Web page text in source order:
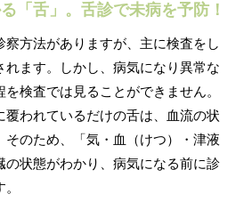
「舌」。舌診で未病を予防！
察方法がありますが、主に検査をし
れます。しかし、病気になり異常な
検査では見ることができません。
覆われているだけの舌は、血流の状
そのため、「気・血（けつ）・津液
の状態がわかり、病気になる前に診